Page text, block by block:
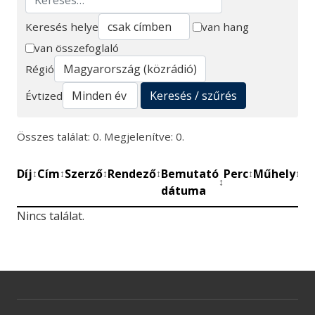
Keresés
Keresés helye
van hang
van összefoglaló
Régió
Évtized
Keresés / szűrés
Összes találat: 0. Megjelenítve: 0.
Díj↕Cím↕Szerző↕Rendező↕Bemutató
dátuma
↕
Perc↕Műhely↕
Nincs találat.